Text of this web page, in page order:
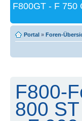
F800GT - F 750
Portal » Foren-
F800-
800